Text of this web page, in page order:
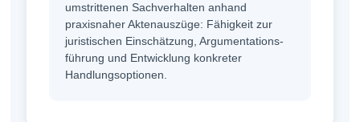
umstrittenen Sachverhalten anhand
praxisnaher Aktenauszüge: Fähigkeit zur
juristischen Einschätzung, Argumentations­
führung und Entwicklung konkreter
Handlungsoptionen.